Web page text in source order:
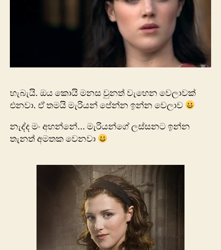
හැබැයි. ඔය කොයි මනස වුනත් වැහෙන වෙලාවක්
එනවා. ඒ තමයි මැරියන් පේන්න ඉන්න වෙලාව
නැද්ද මං අහන්නේ… මැරියන්ගේ ලස්සනට ඉන්න
තැනත් අමතක වෙනවා